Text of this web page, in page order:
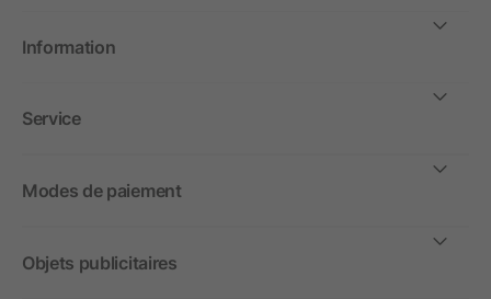
Information
Service
Modes de paiement
Objets publicitaires